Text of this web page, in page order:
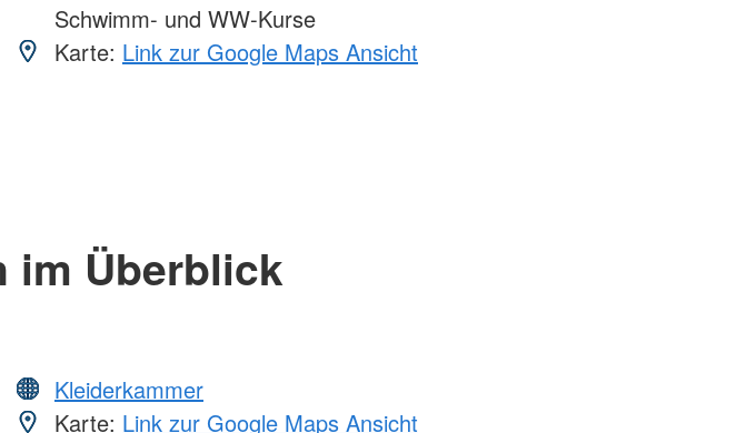
Schwimm- und WW-Kurse
Karte: Link zur Google Maps Ansicht
im Überblick
Kleiderkammer
Karte: Link zur Google Maps Ansicht